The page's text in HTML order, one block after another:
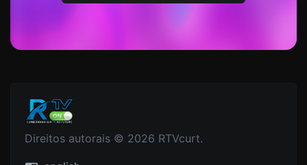
Direitos autorais © 2026 RTVcurt.